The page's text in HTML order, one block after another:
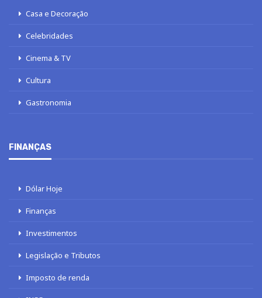
Casa e Decoração
Celebridades
Cinema & TV
Cultura
Gastronomia
FINANÇAS
Dólar Hoje
Finanças
Investimentos
Legislação e Tributos
Imposto de renda